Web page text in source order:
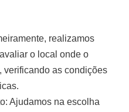
realizamos
o local onde o
verificando as condições
Ajudamos na escolha